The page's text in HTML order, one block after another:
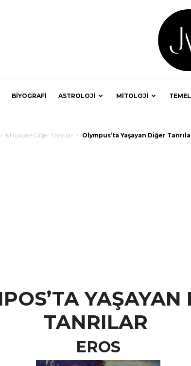
BİYOGRAFİ ASTROLOJİ MİTOLOJİ
Mitolojide Diğer Tanrılar Olympus’ta Yaşayan Diğer
YAŞAYAN
TANRILAR
EROS